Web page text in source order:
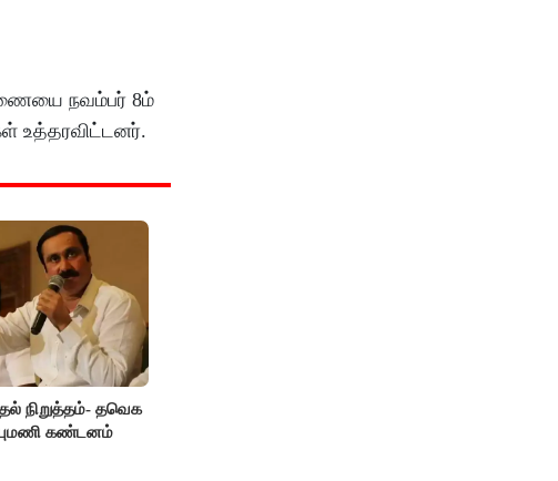
நவம்பர் 8ம்
உத்தரவிட்டனர்.
நிறுத்தம்- தவெக
கண்டனம்